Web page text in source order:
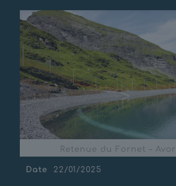
Retenue du Fornet –
Date 22/01/2025